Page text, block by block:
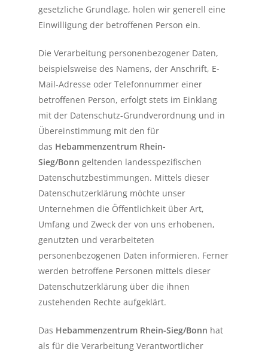
gesetzliche Grundlage, holen wir generell eine
Einwilligung der betroffenen Person ein.
Die Verarbeitung personenbezogener Daten,
beispielsweise des Namens, der Anschrift, E-
Mail-Adresse oder Telefonnummer einer
betroffenen Person, erfolgt stets im Einklang
mit der Datenschutz-Grundverordnung und in
Übereinstimmung mit den für
das Hebammenzentrum Rhein-
Sieg/Bonn geltenden landesspezifischen
Datenschutzbestimmungen. Mittels dieser
Datenschutzerklärung möchte unser
Unternehmen die Öffentlichkeit über Art,
Umfang und Zweck der von uns erhobenen,
genutzten und verarbeiteten
personenbezogenen Daten informieren. Ferner
werden betroffene Personen mittels dieser
Datenschutzerklärung über die ihnen
zustehenden Rechte aufgeklärt.
Das Hebammenzentrum Rhein-Sieg/Bonn hat
als für die Verarbeitung Verantwortlicher